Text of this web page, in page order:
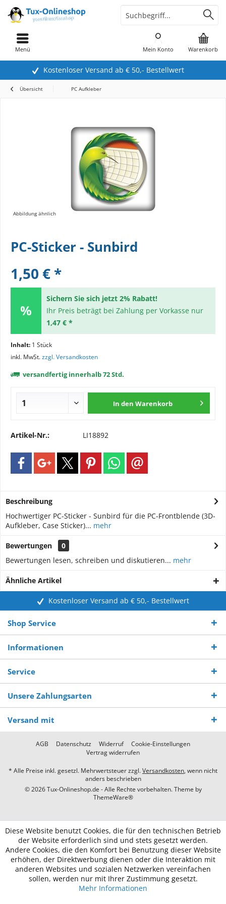
Kostenloser Versand ab € 50,- Bestellwert
Warenkorb
Mein Konto
Menü
Übersicht PC Aufkleber
Abbildung ähnlich
PC-Sticker - Sunbird
1,50 € *
Sichern Sie sich jetzt 2% Rabatt!
Ihr Preis beträgt bei Zahlung per Vorkasse nur
1,47 € *
Inhalt: 1 Stück
inkl. MwSt.zzgl. Versandkosten
versandfertig innerhalb 72 Std.
In den Warenkorb
Artikel-Nr.: LI18892
Beschreibung
Hochwertiger PC-Sticker - Sunbird für die PC-Frontblende (3D-
Aufkleber, Case Sticker)... mehr
Bewertungen
0
Bewertungen lesen, schreiben und diskutieren... mehr
Ähnliche Artikel
Kostenloser Versand ab € 50,- Bestellwert
Shop Service
Informationen
Service
Unsere Zahlungsarten
Versand mit
AGB Datenschutz Widerruf
Cookie-Einstellungen
Vertrag widerrufen
* Alle Preise inkl. gesetzl. Mehrwertsteuer zzgl.Versandkosten, wenn nicht
anders beschrieben
© 2026 Tux-Onlineshop.de - Alle Rechte vorbehalten. Theme by
ThemeWare®
Diese Website benutzt Cookies, die für den technischen Betrieb
der Website erforderlich sind und stets gesetzt werden.
Andere Cookies, die den Komfort bei Benutzung dieser Website
erhöhen, der Direktwerbung dienen oder die Interaktion mit
anderen Websites und sozialen Netzwerken vereinfachen
sollen, werden nur mit Ihrer Zustimmung gesetzt.
Mehr Informationen